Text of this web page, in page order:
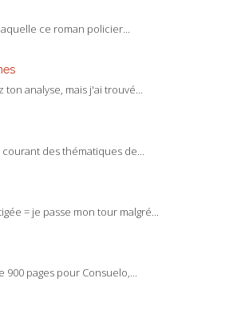
ce roman policier...
ton analyse, mais j'ai trouvé...
des thématiques de...
= je passe mon tour malgré...
900 pages pour Consuelo,...